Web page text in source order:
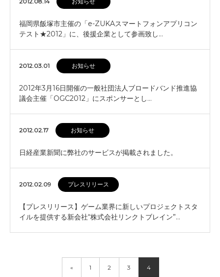
福岡県飯塚市主催の「e-ZUKAスマートフォンアプリコン
テスト★2012」に、後援企業として参画致し…
2012.03.01 お知らせ
2012年3月16日開催の一般社団法人ブロードバンド推進協
議会主催「OGC2012」にスポンサーとし…
2012.02.17 お知らせ
日経産業新聞に弊社のサービスが掲載されました。
2012.02.09 プレスリリース
【プレスリリース】ゲーム業界に新しいプロジェクトスタ
イルを提供する新会社“株式会社リンクトブレイン”…
« 1 2 3 4